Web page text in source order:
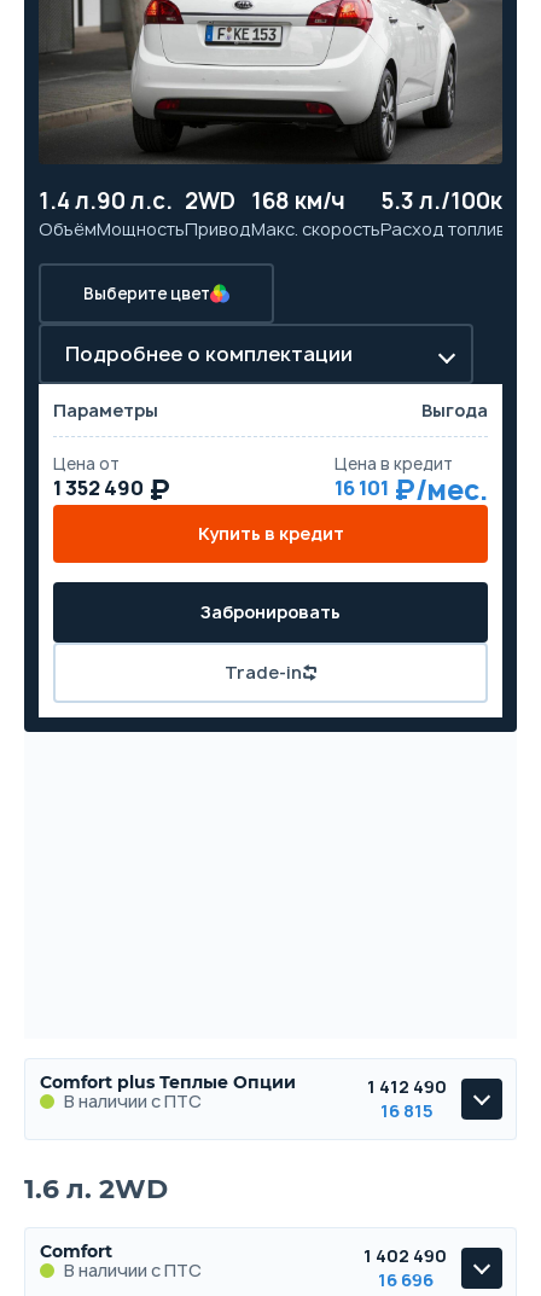
1.4 л.
Объём
90 л.с.
Мощность
2WD
Привод
168 км/ч
Макс. скорость
5.3 л./100км
Расход топлива
Выберите цвет
Подробнее о комплектации
Параметры Выгода
Цена от
1 352 490
Цена в кредит
16 101
Купить в кредит
Trade-in
Забронировать
Comfort plus Теплые Опции
В наличии с ПТС
1 412 490
16 815
Comfort plus Теплые Опции
В наличии с ПТС
1.6 л. 2WD
Comfort
В наличии с ПТС
1 402 490
16 696